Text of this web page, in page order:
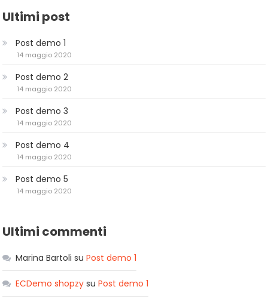
Ultimi post
Post demo 1
14 maggio 2020
Post demo 2
14 maggio 2020
Post demo 3
14 maggio 2020
Post demo 4
14 maggio 2020
Post demo 5
14 maggio 2020
Ultimi commenti
Marina Bartoli suPost demo 1
ECDemo shopzy suPost demo 1